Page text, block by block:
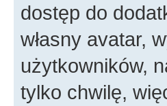
dostęp do
własny avatar,
użytkowników,
tylko chwilę,